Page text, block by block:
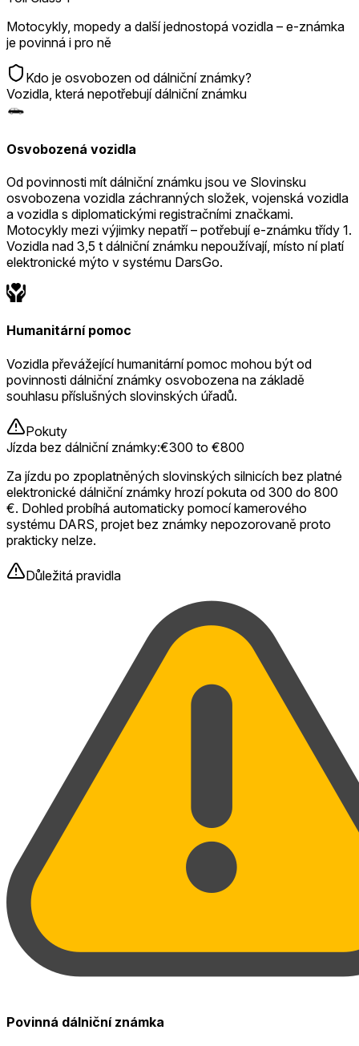
Motocykly, mopedy a další jednostopá vozidla – e-známka
je povinná i pro ně
Kdo je osvobozen od dálniční známky?
Vozidla, která nepotřebují dálniční známku
Osvobozená vozidla
Od povinnosti mít dálniční známku jsou ve Slovinsku
osvobozena vozidla záchranných složek, vojenská vozidla
a vozidla s diplomatickými registračními značkami.
Motocykly mezi výjimky nepatří – potřebují e-známku třídy 1.
Vozidla nad 3,5 t dálniční známku nepoužívají, místo ní platí
elektronické mýto v systému DarsGo.
Humanitární pomoc
Vozidla převážející humanitární pomoc mohou být od
povinnosti dálniční známky osvobozena na základě
souhlasu příslušných slovinských úřadů.
Pokuty
Jízda bez dálniční známky:€300 to €800
Za jízdu po zpoplatněných slovinských silnicích bez platné
elektronické dálniční známky hrozí pokuta od 300 do 800
€. Dohled probíhá automaticky pomocí kamerového
systému DARS, projet bez známky nepozorovaně proto
prakticky nelze.
Důležitá pravidla
Povinná dálniční známka